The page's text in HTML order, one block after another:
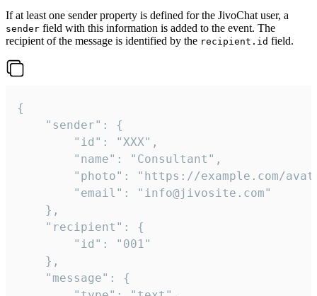
If at least one sender property is defined for the JivoChat user, a
sender field with this information is added to the event. The
recipient of the message is identified by the recipient.id field.
{